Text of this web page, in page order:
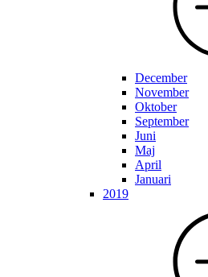
December
November
Oktober
September
Juni
Maj
April
Januari
2019